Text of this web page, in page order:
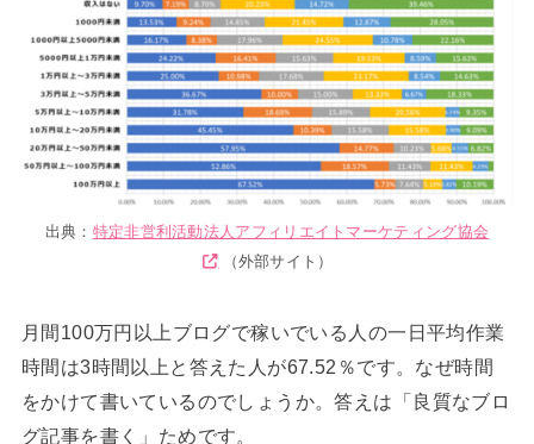
出典： 特定非営利活動法人アフィリエイトマーケティング協会
（外部サイト）
月間100万円以上ブログで稼いでいる人の一日平均作業
時間は3時間以上と答えた人が67.52％です。なぜ時間
をかけて書いているのでしょうか。答えは「良質なブロ
グ記事を書く」ためです。